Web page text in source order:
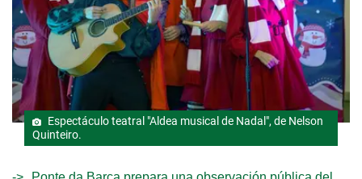
Espectáculo teatral "Aldea musical de Nadal", de Nelson
Quinteiro.